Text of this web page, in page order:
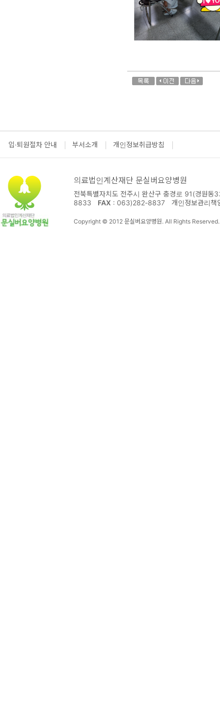
입·퇴원절차 안내 부서소개 개인정보취급방침
의료법인계산재단 문실버요양병원
전북특별자치도 전주시 완산구 충경로 91(경원동
8833
FAX : 063)282-8837 개인정보관리책
Copyright © 2012 문실버요양병원. All Rights Reserved.